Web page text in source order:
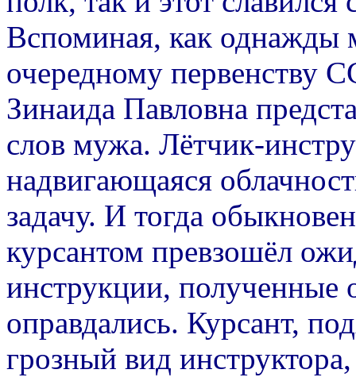
Вспоминая, как однажды
очередному первенству
Зинаида Павловна
слов мужа. Лётчик-
надвигающаяся
задачу. И тогда
курсантом превзошёл
инструкции, полученные
оправдались. Курсант,
грозный вид